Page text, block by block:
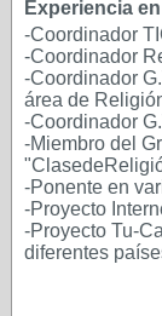
Experiencia
-Coordinador
-Coordinador
-Coordinador
área de
-Coordinador
-Miembro del
-Ponente en
-Proyecto
-Proyecto Tu-
diferentes